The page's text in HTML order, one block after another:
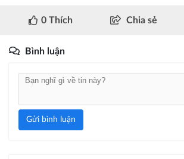
0 Thích Chia sẻ
Bình luận
Gửi bình luận